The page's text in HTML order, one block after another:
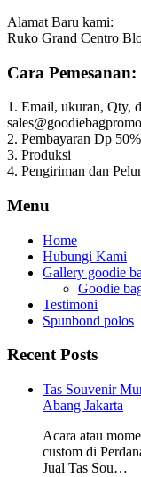
Alamat Baru kami:
Ruko Grand Centro
Cara Pemesanan:
1. Email, ukuran, Qty,
2. Pembayaran Dp 50%
3. Produksi
4. Pengiriman dan
Menu
Home
Hubungi Kami
Gallery goodie
Goodie
Testimoni
Spunbond polos
Recent Posts
Tas Souvenir
Abang Jakarta
Acara atau
custom di
Jual Tas Sou…